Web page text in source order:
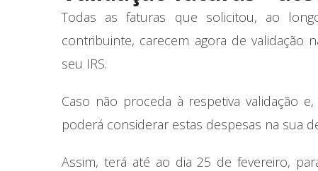
Todas as faturas que solicitou, ao
contribuinte, carecem agora de validação
seu IRS.
Caso não proceda à respetiva validação
poderá considerar estas despesas na sua
Assim, terá até ao dia 25 de fevereiro,